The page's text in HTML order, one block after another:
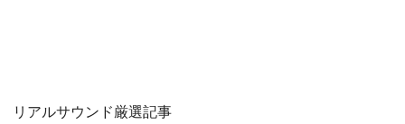
リアルサウンド厳選記事